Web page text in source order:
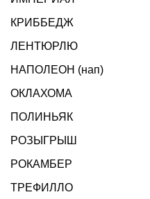
КРИББЕДЖ
ЛЕНТЮРЛЮ
НАПОЛЕОН (нап)
ОКЛАХОМА
ПОЛИНЬЯК
РОЗЫГРЫШ
РОКАМБЕР
ТРЕФИЛЛО